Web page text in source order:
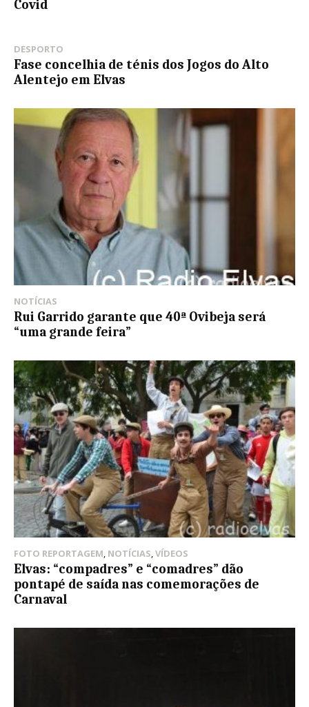
Covid
DESPORTO
Fase concelhia de ténis dos Jogos do Alto
Alentejo em Elvas
NOTÍCIAS
Rui Garrido garante que 40ª Ovibeja será
“uma grande feira”
FOTO REPORTAGEM, NOTÍCIAS,VÍDEOS
Elvas: “compadres” e “comadres” dão
pontapé de saída nas comemorações de
Carnaval